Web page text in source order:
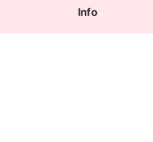
Info